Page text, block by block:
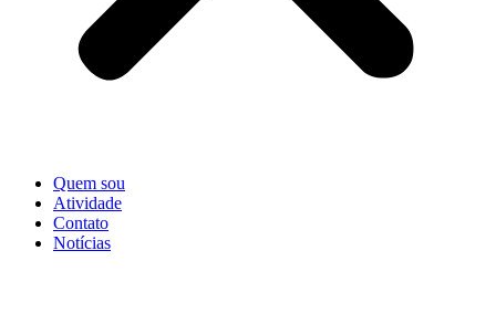
Quem sou
Atividade
Contato
Notícias